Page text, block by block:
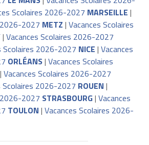
Scolaires 2026-2027 MARSEILLE |
2027 METZ | Vacances Scolaires
| Vacances Scolaires 2026-2027
Scolaires 2026-2027 NICE | Vacances
ORLÉANS| Vacances Scolaires
Vacances Scolaires 2026-2027
Scolaires 2026-2027 ROUEN |
2027 STRASBOURG| Vacances
TOULON | Vacances Scolaires 2026-